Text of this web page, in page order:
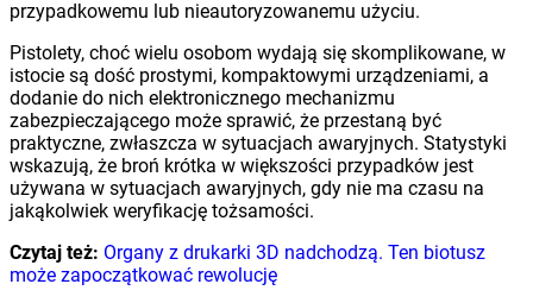
przypadkowemu lub nieautoryzowanemu użyciu.
Pistolety, choć wielu osobom wydają się skomplikowane, w
istocie są dość prostymi, kompaktowymi urządzeniami, a
dodanie do nich elektronicznego mechanizmu
zabezpieczającego może sprawić, że przestaną być
praktyczne, zwłaszcza w sytuacjach awaryjnych. Statystyki
wskazują, że broń krótka w większości przypadków jest
używana w sytuacjach awaryjnych, gdy nie ma czasu na
jakąkolwiek weryfikację tożsamości.
Czytaj też: Organy z drukarki 3D nadchodzą. Ten biotusz
może zapoczątkować rewolucję